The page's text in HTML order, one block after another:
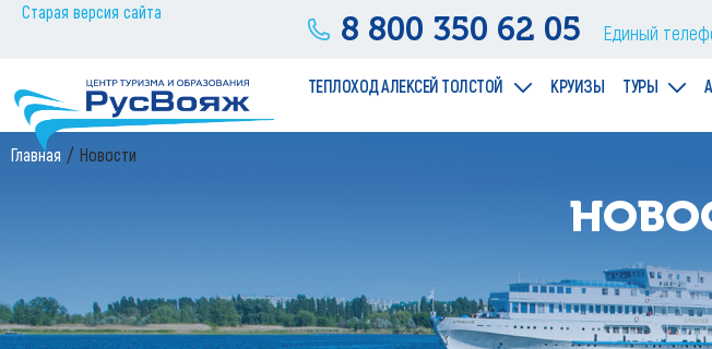
Старая версия сайта 8 800 350 62 05 Единый
ТЕПЛОХОД АЛЕКСЕЙ ТОЛСТОЙ КРУИЗЫ ТУРЫ
Главная Новости